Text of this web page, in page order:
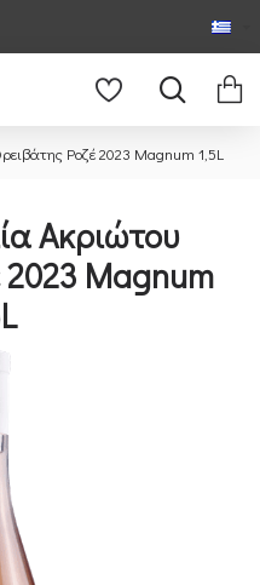
Ροζέ 2023 Magnum 1,5L
Ακριώτου
Magnum